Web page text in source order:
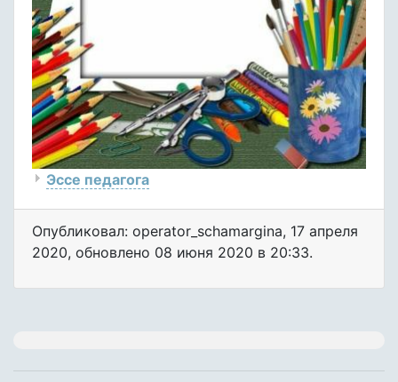
Эссе педагога
Опубликовал: operator_schamargina, 17 апреля
2020, обновлено 08 июня 2020 в 20:33.